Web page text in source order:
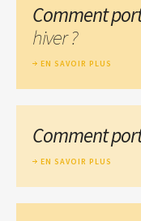
Comment
hiver ?
EN SAVOIR PLUS
Comment
EN SAVOIR PLUS